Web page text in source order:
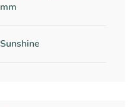
mm
Sunshine